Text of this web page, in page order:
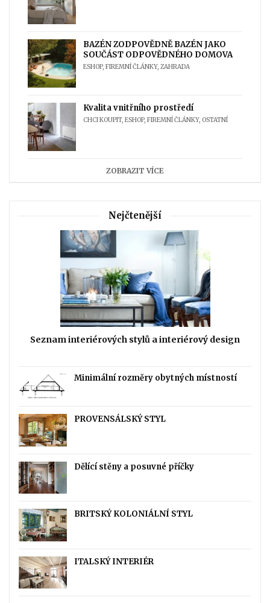
BAZÉN ZODPOVĚDNĚ BAZÉN JAKO
SOUČÁST ODPOVĚDNÉHO DOMOVA
ESHOP, FIREMNÍ ČLÁNKY, ZAHRADA
Kvalita vnitřního prostředí
CHCI KOUPIT, ESHOP, FIREMNÍ ČLÁNKY, OSTATNÍ
ZOBRAZIT VÍCE
Nejčtenější
Seznam interiérových stylů a interiérový design
Minimální rozměry obytných místností
PROVENSÁLSKÝ STYL
Dělící stěny a posuvné příčky
BRITSKÝ KOLONIÁLNÍ STYL
ITALSKÝ INTERIÉR